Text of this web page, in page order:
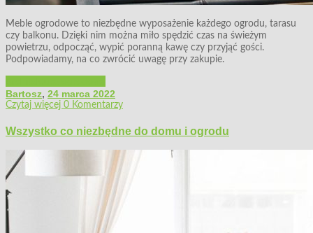
Meble ogrodowe to niezbędne wyposażenie każdego ogrodu, tarasu
czy balkonu. Dzięki nim można miło spędzić czas na świeżym
powietrzu, odpocząć, wypić poranną kawę czy przyjąć gości.
Podpowiadamy, na co zwrócić uwagę przy zakupie.
Bartosz, 24 marca 2022
Czytaj więcej 0 Komentarzy
Wszystko co niezbędne do domu i ogrodu